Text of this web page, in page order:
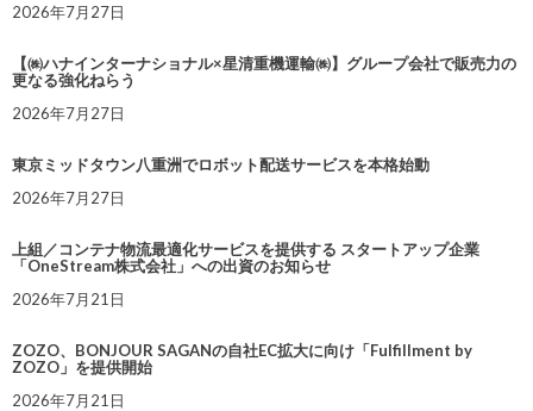
2026年7月27日
【㈱ハナインターナショナル×星清重機運輸㈱】グループ会社で販売力の
更なる強化ねらう
2026年7月27日
東京ミッドタウン八重洲でロボット配送サービスを本格始動
2026年7月27日
上組／コンテナ物流最適化サービスを提供する スタートアップ企業
「OneStream株式会社」への出資のお知らせ
2026年7月21日
ZOZO、BONJOUR SAGANの自社EC拡大に向け「Fulfillment by
ZOZO」を提供開始
2026年7月21日